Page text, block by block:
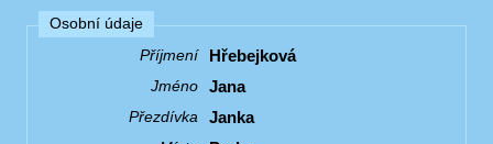
Osobní údaje
Příjmení
Hřebejková
Jméno Jana
Přezdívka Janka